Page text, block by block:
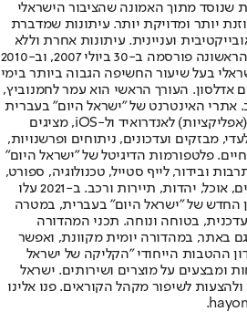
שנוסד מתוך האמונה שהציבור הישראלי
יותר ומדויקת יותר. עיתונות שמדברת
ועניינית. עיתונות אחרת וללא
תשלום. המהדורה המודפסת הראשונה פורסמה ב-30 ביולי 2007, וב-2010
בעל שיעור החשיפה הגבוה ביותר בימי
אדלסון. העורך הראשי הוא עמר לחמנוביץ,
אתרי האינטרנט של "ישראל היום" בעברית
ובאנגלית, כמו כן היישומונים (אפליקציות) לאנדרואיד ול-iOS, מציגים
מבזקים ועדכונים, ניתוחים ופרשנויות,
חיים. פלטפורמות הדיגיטל של "ישראל היום"
ובידור, לייף סטייל, טכנולוגיה, ספורט,
כלכלה וצרכנות, בריאות, חיילים, אוכל, יהדות, תיירות ורכב. ב-2021 עלו
החדש של "ישראל היום" בעברית, במטרה
בטוחה ונוחה. תכני המהדורה
באתר, במהדורה יומית מקוונת, ואפשר
ההטבות הייחודי "הקליקה של ישראל
ומבצעים על מוצרים ושירותים. ישראל
לשיפור מקהל הקוראים. פנו אלינו